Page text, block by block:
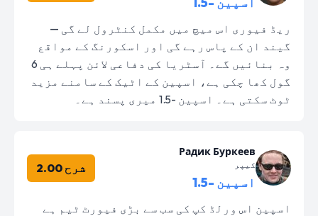
ریڈ فیوری اس میچ میں مکمل کنٹرول لے گی —
گیند ان کے پاس رہے گی اور اسکورنگ کے مواقع
وہ بنائیں گے۔ آسٹریا کی دفاعی لائن پہلے ہی 6
گول کھا چکی ہے، اسپین کے اٹیک کے سامنے مزید
ٹوٹ سکتی ہے۔ اسپین -1.5 میری پسند ہے۔
Радик Буркеев
کیپر
اسپین -1.5
شرح 2.00
اسپین اس ورلڈ کپ کی سب سے بڑی فیورٹ ٹیم ہے